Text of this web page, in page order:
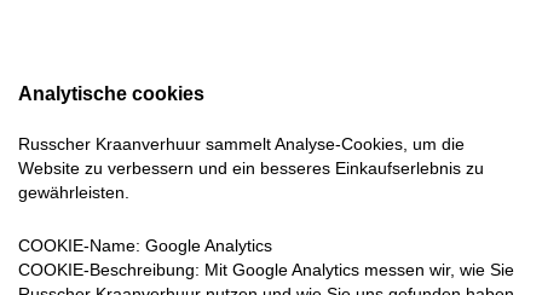
Analytische cookies
Russcher Kraanverhuur sammelt Analyse-Cookies, um die
Website zu verbessern und ein besseres Einkaufserlebnis zu
gewährleisten.
COOKIE-Name: Google Analytics
COOKIE-Beschreibung: Mit Google Analytics messen wir, wie Sie